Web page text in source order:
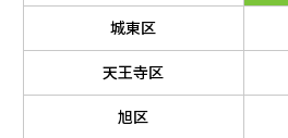
城東区
天王寺区
旭区